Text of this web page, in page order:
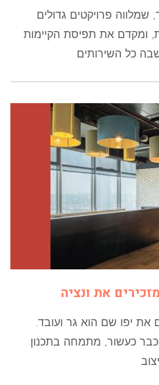
פרויקטים גדולים
ומקדם את תפיסת הקיימות
שבה כל השירותים
את ונציה
את יפו שם הוא גר ועובד.
כעשור, מתמחה בתכנון